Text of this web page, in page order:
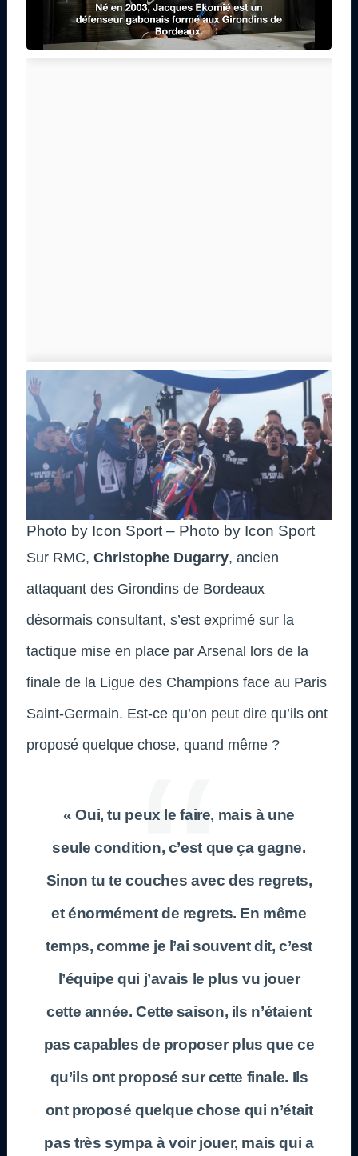
Photo by Icon Sport – Photo by Icon Sport
Sur RMC, Christophe Dugarry, ancien
attaquant des Girondins de Bordeaux
désormais consultant, s’est exprimé sur la
tactique mise en place par Arsenal lors de la
finale de la Ligue des Champions face au Paris
Saint-Germain. Est-ce qu’on peut dire qu’ils ont
proposé quelque chose, quand même ?
« Oui, tu peux le faire, mais à une
seule condition, c’est que ça gagne.
Sinon tu te couches avec des regrets,
et énormément de regrets. En même
temps, comme je l’ai souvent dit, c’est
l’équipe qui j’avais le plus vu jouer
cette année. Cette saison, ils n’étaient
pas capables de proposer plus que ce
qu’ils ont proposé sur cette finale. Ils
ont proposé quelque chose qui n’était
pas très sympa à voir jouer, mais qui a